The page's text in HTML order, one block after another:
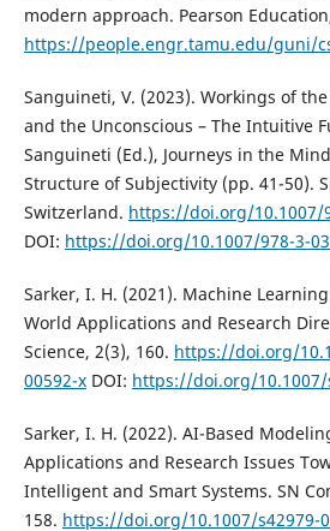
modern approach. Pearson
https://people.engr.tamu.edu/guni/
Sanguineti, V. (2023). Workings of
and the Unconscious – The Intuitive
Sanguineti (Ed.), Journeys in the
Structure of Subjectivity (pp. 41-50).
Switzerland. https://doi.org/10.1007/
DOI: https://doi.org/10.1007/978-3-
Sarker, I. H. (2021). Machine
World Applications and Research
Science, 2(3), 160. https://doi.org/
00592-xDOI: https://doi.org/10.1007/
Sarker, I. H. (2022). AI-Based
Applications and Research Issues
Intelligent and Smart Systems. SN
158. https://doi.org/10.1007/s42979-